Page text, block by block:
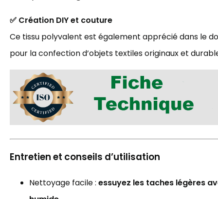
✅ Création DIY et couture
Ce tissu polyvalent est également apprécié dans le
pour la confection d’objets textiles originaux et
Entretien et conseils d’utilisation
Nettoyage facile : essuyez les taches légères